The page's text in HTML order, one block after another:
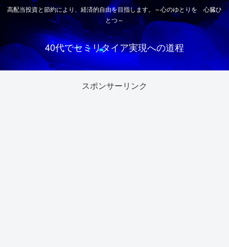
高配当投資と節約により、経済的自由を目指します。～心のゆとりを 心臓ひ
とつ～
40代でセミリタイア実現への道程
スポンサーリンク